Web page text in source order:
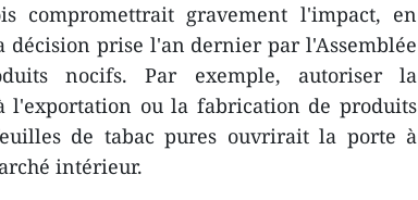
compromettrait gravement l'impact, en
décision prise l'an dernier par l'Assemblée
nocifs. Par exemple, autoriser la
l'exportation ou la fabrication de produits
de tabac pures ouvrirait la porte à
intérieur.